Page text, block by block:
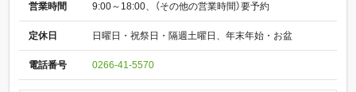
営業時間 9:00～18:00、（その他の営業時間）要予約
定休日 日曜日・祝祭日・隔週土曜日、年末年始・お盆
電話番号 0266-41-5570